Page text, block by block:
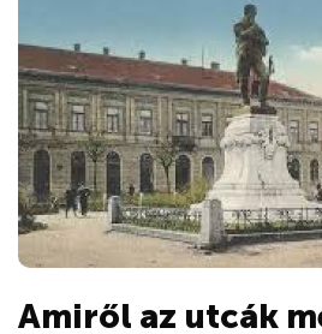
Amiről az utcák